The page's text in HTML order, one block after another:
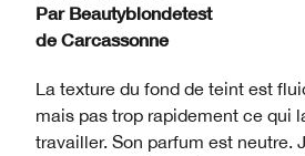
Par Beautyblondetest
de Carcassonne
La texture du fond de teint est
mais pas trop rapidement ce qui
travailler. Son parfum est neutre.